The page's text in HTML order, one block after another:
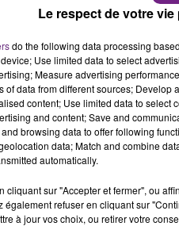
Ce samedi 8 août
Une fête est donc
conviés !
Le respect de votre
do the following data processing
Use limited data to select
Measure advertising
of data from different sources;
content; Use limited data to select
and content; Save and
browsing data to offer following
data; Match and combine
automatically.
cliquant sur "Accepter et fermer", ou
également refuser en cliquant sur
à jour vos choix, ou retirer votre